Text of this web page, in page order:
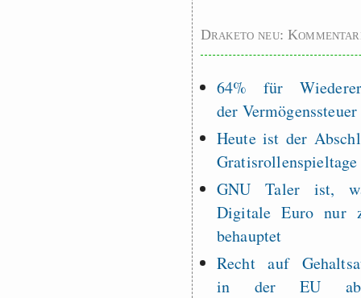
Draketo neu:
64% für
der Vermögenssteuer
Heute ist der
GNU Taler ist,
Digitale Euro nur
behauptet
Recht auf
in der EU